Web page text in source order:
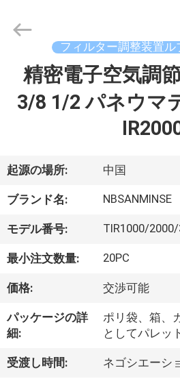
ダ
ク
ト
私
達
に
つ
Co.,Ltd..
Rights
フィルター調整装置ル
精密電子空気調
3/8 1/2 パネウマ
起源の場所: 中国
ブランド名: NBSANMINSE
モデル番号: TIR1000/
最小注文数量: 20PC
価格: 交渉可能
パッケージの詳
細:
ポリ袋、箱、
としてパレッ
受渡し時間: ネゴシエーシ